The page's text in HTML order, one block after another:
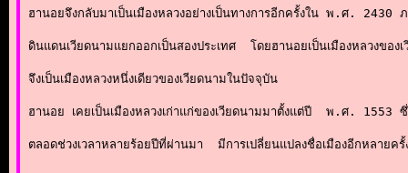
ฮานอยจึงกลับมาเป็นเมืองหลวงอย่างเป็นทางการอีกครั้งใน พ.ศ. 2430
ดินแดนเวียดนามแยกออกเป็นสองประเทศ  โดยฮานอยเป็นเมืองหลวงของ
จึงเป็นเมืองหลวงหนึ่งเดียวของเวียดนามในปัจจุบัน
ฮานอย เคยเป็นเมืองหลวงเก่าแก่ของเวียดนามมาตั้งแต่ปี  พ.ศ.
ตลอดช่วงเวลาหลายร้อยปีที่ผ่านมา  มีการเปลี่ยนแปลงชื่อเมืองอีกหลาย